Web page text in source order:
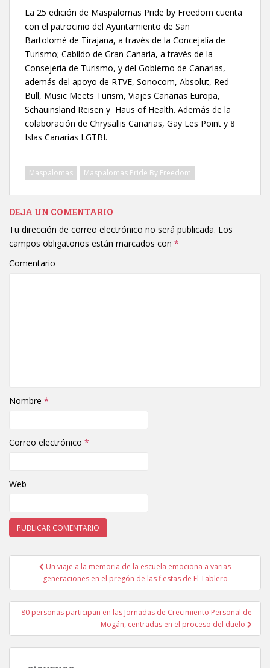
La 25 edición de Maspalomas Pride by Freedom cuenta
con el patrocinio del Ayuntamiento de San
Bartolomé de Tirajana, a través de la Concejalía de
Turismo; Cabildo de Gran Canaria, a través de la
Consejería de Turismo, y del Gobierno de Canarias,
además del apoyo de RTVE, Sonocom, Absolut, Red
Bull, Music Meets Turism, Viajes Canarias Europa,
Schauinsland Reisen y Haus of Health. Además de la
colaboración de Chrysallis Canarias, Gay Les Point y 8
Islas Canarias LGTBI.
Maspalomas Maspalomas Pride By Freedom
DEJA UN COMENTARIO
Tu dirección de correo electrónico no será publicada. Los
campos obligatorios están marcados con *
Comentario
Nombre *
Correo electrónico *
Web
Navegación de entradas
Un viaje a la memoria de la escuela emociona a varias
generaciones en el pregón de las fiestas de El Tablero
80 personas participan en las Jornadas de Crecimiento Personal de
Mogán, centradas en el proceso del duelo